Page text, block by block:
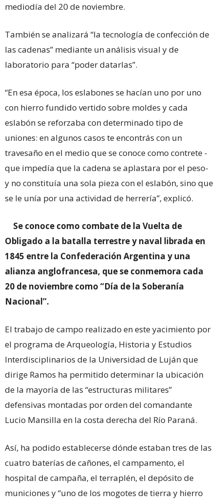
mediodía del 20 de noviembre.
También se analizará “la tecnología de confección de
las cadenas” mediante un análisis visual y de
laboratorio para “poder datarlas”.
“En esa época, los eslabones se hacían uno por uno
con hierro fundido vertido sobre moldes y cada
eslabón se reforzaba con determinado tipo de
uniones: en algunos casos te encontrás con un
travesaño en el medio que se conoce como contrete -
que impedía que la cadena se aplastara por el peso-
y no constituía una sola pieza con el eslabón, sino que
se le unía por una actividad de herrería”, explicó.
Se conoce como combate de la Vuelta de
Obligado a la batalla terrestre y naval librada en
1845 entre la Confederación Argentina y una
alianza anglofrancesa, que se conmemora cada
20 de noviembre como “Día de la Soberanía
Nacional”.
El trabajo de campo realizado en este yacimiento por
el programa de Arqueología, Historia y Estudios
Interdisciplinarios de la Universidad de Luján que
dirige Ramos ha permitido determinar la ubicación
de la mayoría de las “estructuras militares”
defensivas montadas por orden del comandante
Lucio Mansilla en la costa derecha del Río Paraná.
Así, ha podido establecerse dónde estaban tres de las
cuatro baterías de cañones, el campamento, el
hospital de campaña, el terraplén, el depósito de
municiones y “uno de los mogotes de tierra y hierro